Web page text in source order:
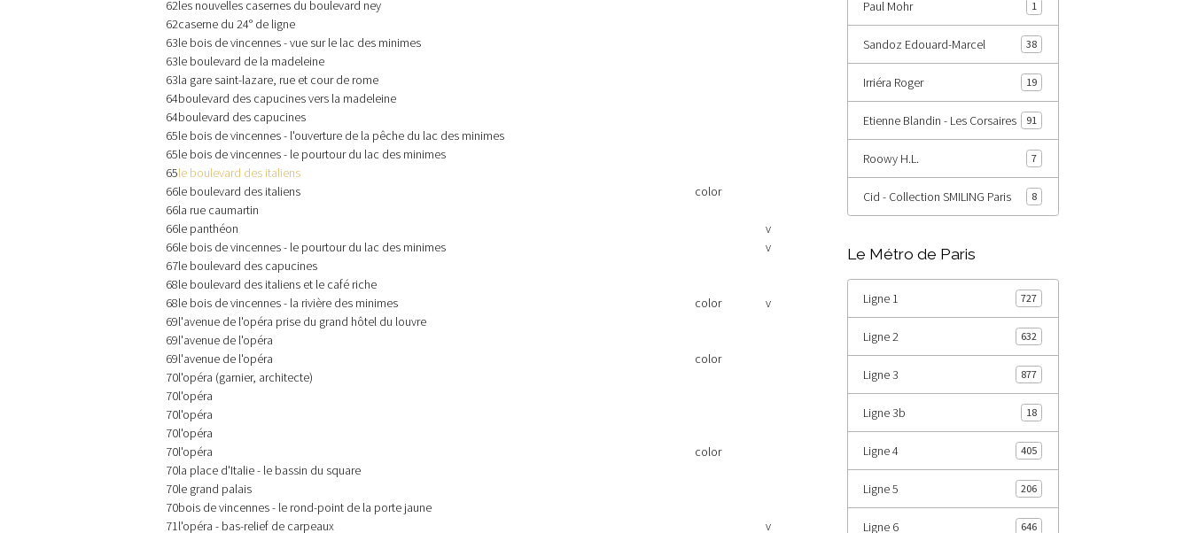
62les nouvelles casernes du boulevard ney
62caserne du 24° de ligne
63le bois de vincennes - vue sur le lac des minimes
63le boulevard de la madeleine
63la gare saint-lazare, rue et cour de rome
64boulevard des capucines vers la madeleine
64boulevard des capucines
65le bois de vincennes - l'ouverture de la pêche du lac des minimes
65le bois de vincennes - le pourtour du lac des minimes
65le boulevard des italiens
66le boulevard des italiens
color
66la rue caumartin
66le panthéon
v
66le bois de vincennes - le pourtour du lac des minimes
v
67le boulevard des capucines
68le boulevard des italiens et le café riche
68le bois de vincennes - la rivière des minimes color
v
69l'avenue de l'opéra prise du grand hôtel du louvre
69l'avenue de l'opéra
69l'avenue de l'opéra
color
70l'opéra (garnier, architecte)
70l'opéra
70l'opéra
70l'opéra
70l'opéra
color
70la place d'Italie - le bassin du square
70le grand palais
70bois de vincennes - le rond-point de la porte jaune
71l'opéra - bas-relief de carpeaux v
Paul Mohr 1
Sandoz Edouard-Marcel 38
Irriéra Roger 19
Etienne Blandin - Les Corsaires 91
Roowy H.L. 7
Cid - Collection SMILING Paris 8
Le Métro de Paris
Ligne 1 727
Ligne 2 632
Ligne 3 877
Ligne 3b 18
Ligne 4 405
Ligne 5 206
Ligne 6 646